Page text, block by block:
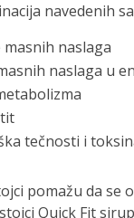
navedenih
naslaga
naslaga u
tečnosti i
pomažu da se
Quick Fit